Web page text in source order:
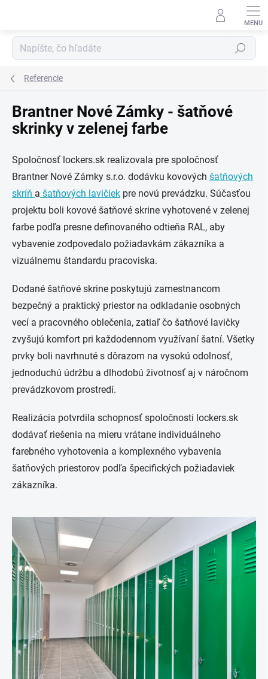
Hľadať
Referencie
Brantner Nové Zámky - šatňové
skrinky v zelenej farbe
Spoločnosť lockers.sk realizovala pre spoločnosť
Brantner Nové Zámky s.r.o. dodávku kovových šatňových
skríň a šatňových lavičiek pre novú prevádzku. Súčasťou
projektu boli kovové šatňové skrine vyhotovené v zelenej
farbe podľa presne definovaného odtieňa RAL, aby
vybavenie zodpovedalo požiadavkám zákazníka a
vizuálnemu štandardu pracoviska.
Dodané šatňové skrine poskytujú zamestnancom
bezpečný a praktický priestor na odkladanie osobných
vecí a pracovného oblečenia, zatiaľ čo šatňové lavičky
zvyšujú komfort pri každodennom využívaní šatní. Všetky
prvky boli navrhnuté s dôrazom na vysokú odolnosť,
jednoduchú údržbu a dlhodobú životnosť aj v náročnom
prevádzkovom prostredí.
Realizácia potvrdila schopnosť spoločnosti lockers.sk
dodávať riešenia na mieru vrátane individuálneho
farebného vyhotovenia a komplexného vybavenia
šatňových priestorov podľa špecifických požiadaviek
zákazníka.